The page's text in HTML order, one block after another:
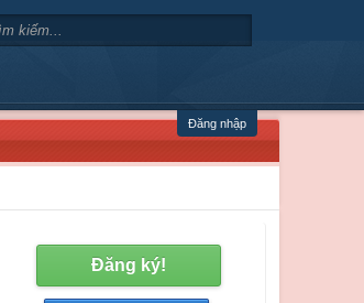
Đăng nhập
Đăng ký!